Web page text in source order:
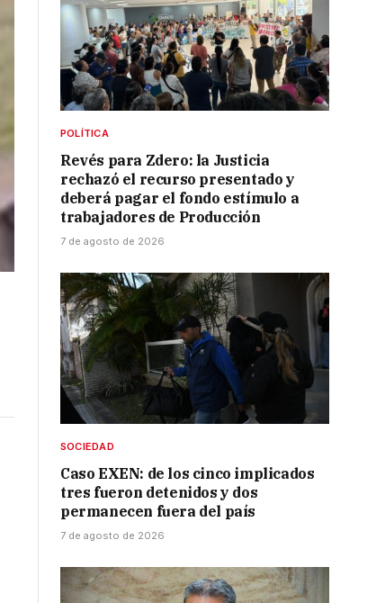
POLÍTICA
Revés para Zdero: la Justicia
rechazó el recurso presentado y
deberá pagar el fondo estímulo a
trabajadores de Producción
7 de agosto de 2026
SOCIEDAD
Caso EXEN: de los cinco implicados
tres fueron detenidos y dos
permanecen fuera del país
7 de agosto de 2026